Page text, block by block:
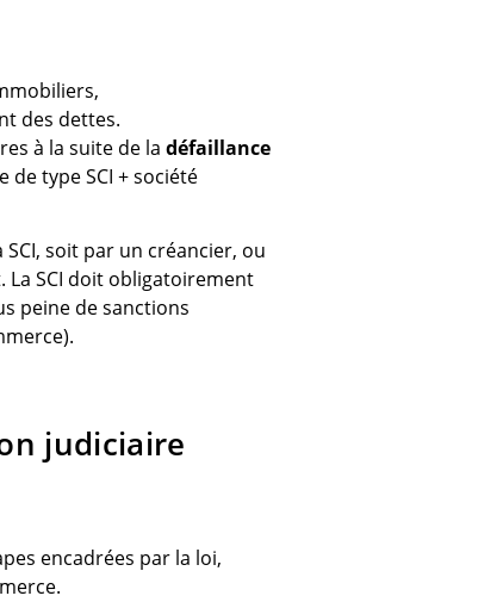
des dettes.
à la suite de la défaillance
de type SCI + société
soit par un créancier, ou
SCI doit obligatoirement
peine de sanctions
judiciaire
encadrées par la loi,